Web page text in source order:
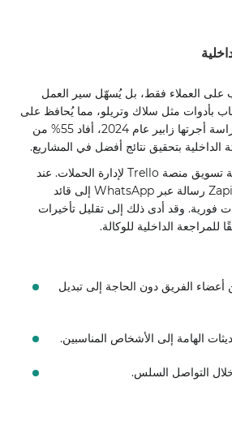
على العملاء فقط، بل يُسهّل سير العمل
بأدوات مثل سلاك وتريلو، مما يُحافظ على
تزامن فرق العمل. في دراسة أجرتها زابير عام 2024، أفاد 55% من
الداخلية بتحقيق نتائج أفضل في المشاريع.
: تستخدم وكالة تسويق منصة Trello لإدارة الحملات. عند
إتمام مهمة ما، يرسل Zapier رسالة عبر WhatsApp إلى قائد
فورية. وقد أدى ذلك إلى تقليل تأخيرات
الفريق دون الحاجة إلى تبديل
الهامة إلى الأشخاص المناسبين.
خلال التواصل السلس.